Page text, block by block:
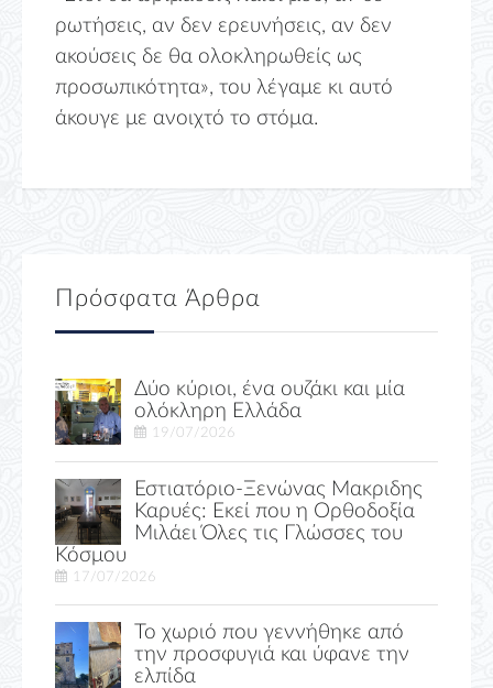
ρωτήσεις, αν δεν ερευνήσεις, αν δεν
ακούσεις δε θα ολοκληρωθείς ως
προσωπικότητα», του λέγαμε κι αυτό
άκουγε με ανοιχτό το στόμα.
Πρόσφατα Άρθρα
Δύο κύριοι, ένα ουζάκι και μία
ολόκληρη Ελλάδα
19/07/2026
Εστιατόριο-Ξενώνας Μακριδης
Καρυές: Εκεί που η Ορθοδοξία
Μιλάει Όλες τις Γλώσσες του
Κόσμου
17/07/2026
Το χωριό που γεννήθηκε από
την προσφυγιά και ύφανε την
ελπίδα